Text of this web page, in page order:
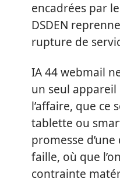
encadrées par
DSDEN
rupture de
IA 44 webmail
un seul
l’affaire, que ce
tablette ou
promesse
faille, où que
contrainte